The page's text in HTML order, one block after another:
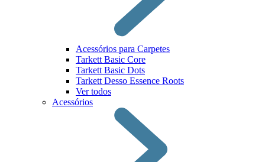
Acessórios para Carpetes
Tarkett Basic Core
Tarkett Basic Dots
Tarkett Desso Essence Roots
Ver todos
Acessórios